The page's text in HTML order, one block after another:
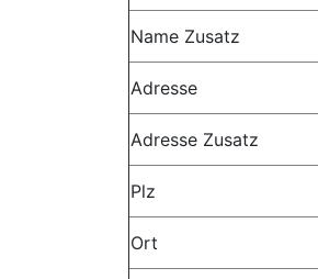
Name Zusatz
Adresse
Adresse Zusatz
Plz
Ort